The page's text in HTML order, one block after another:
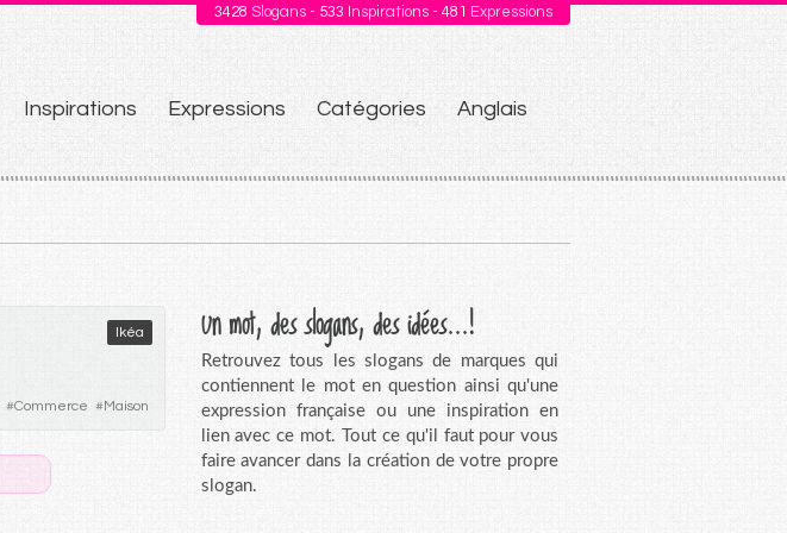
3428 Slogans - 533 Inspirations - 481 Expressions
Inspirations Expressions Catégories Anglais
Ikéa
#Commerce #Maison
Un mot, des slogans, des idées...!
Retrouvez tous les slogans de marques qui
contiennent le mot en question ainsi qu'une
expression française ou une inspiration en
lien avec ce mot. Tout ce qu'il faut pour vous
faire avancer dans la création de votre propre
slogan.